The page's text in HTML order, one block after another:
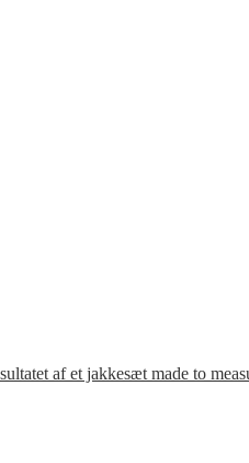
af et jakkesæt made to